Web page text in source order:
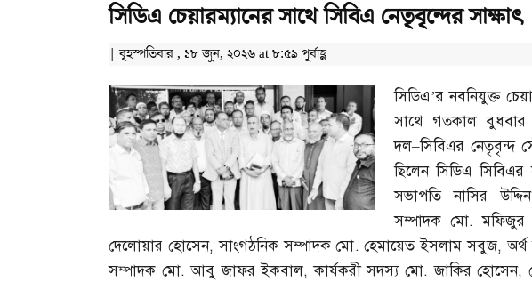
সিডিএ চেয়ারম্যানের সাথে সিবিএ নেতৃবৃন্দের সাক্ষাৎ
| বৃহস্পতিবার , ১৮ জুন, ২০২৬ at ৮:৫৯ পূর্বাহ্ণ
সিডিএ’র নবনিযুক্ত
সাথে গতকাল বুধবার
দল–সিবিএর নেতৃবৃন্দ
ছিলেন সিডিএ
সভাপতি নাসির
সম্পাদক মো.মফিজুর
দেলোয়ার হোসেন,সাংগঠনিক সম্পাদক মো.হেমায়েত ইসলাম সবুজ,
সম্পাদক মো.আবু জাফর ইকবাল,কার্যকরী সদস্য মো.জাকির হোসেন,